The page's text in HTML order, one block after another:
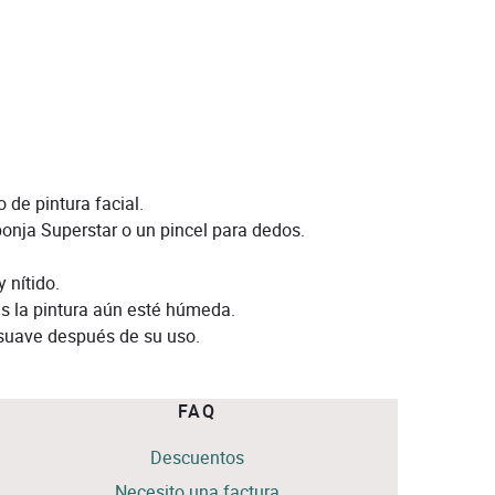
de pintura facial.
Superstar o un pincel para dedos.
nítido.
la pintura aún esté húmeda.
después de su uso.
FAQ
Descuentos